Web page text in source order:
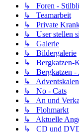
↳ Foren -
↳ Teamarbeit
↳ Private
↳ User stellen
↳ Galerie
↳ Bildergalerie
↳ Bergkatzen-
↳ Bergkatzen -
↳
↳ No - Cats
↳ An und
↳ Flohmarkt
↳ Aktuelle
↳ CD und